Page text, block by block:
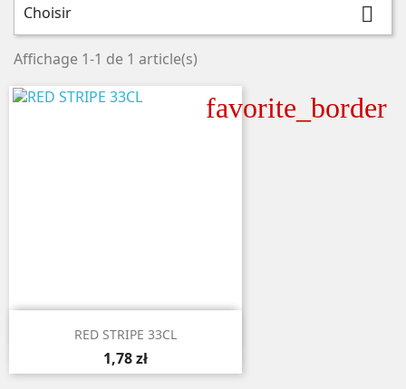
Choisir 
Affichage 1-1 de 1 article(s)
favorite_border
 Aperçu rapide
RED STRIPE 33CL
1,78 zł